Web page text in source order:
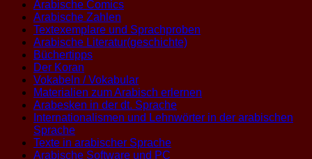
Arabische Comics
Arabische Zahlen
Textexemplare und Sprachproben
Arabische Literatur(geschichte)
Büchertipps
Der Koran
Vokabeln / Vokabular
Materialien zum Arabisch erlernen
Arabesken in der dt. Sprache
Internationalismen und Lehnwörter in der arabischen
Sprache
Texte in arabischer Sprache
Arabische Software und PC